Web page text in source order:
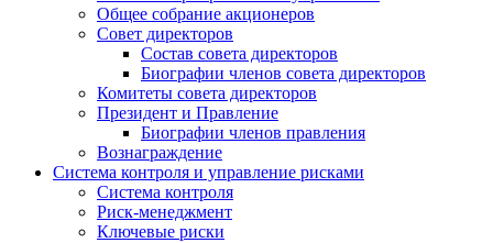
Общее собрание акционеров
Совет директоров
Состав совета директоров
Биографии членов совета директоров
Комитеты совета директоров
Президент и Правление
Биографии членов правления
Вознаграждение
Система контроля и управление рисками
Система контроля
Риск-менеджмент
Ключевые риски